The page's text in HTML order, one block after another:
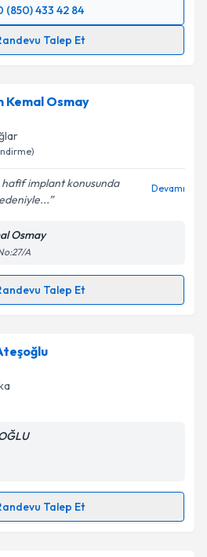
Talebini Gönder
(850) 433 42 84
Talep Et
Talebi
e-posta ile bilgilendireceğiz.
işlenmesine ilişkin
kabul ediyorum.
Talebini Gönder
Kemal Osmay
implant konusunda
Devamı
Osmay
A
Talep Et
Talebi
Osmay
bu uzmandan randevu almanız
e-posta ile
işlenmesine ilişkin
ve kişisel verilerimin belirtilen
Talep Et
Talebi